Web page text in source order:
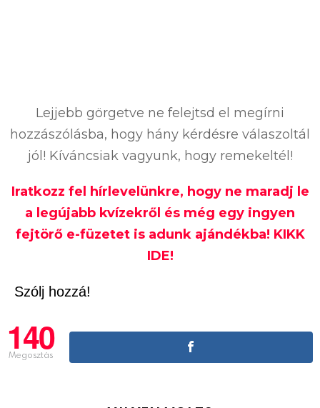
Lejjebb görgetve ne felejtsd el megírni
hozzászólásba, hogy hány kérdésre válaszoltál
jól! Kíváncsiak vagyunk, hogy remekeltél!
Iratkozz fel hírlevelünkre, hogy ne maradj le
a legújabb kvízekről és még egy ingyen
fejtörő e-füzetet is adunk ajándékba! KIKK
IDE!
Szólj hozzá!
140
Megosztás